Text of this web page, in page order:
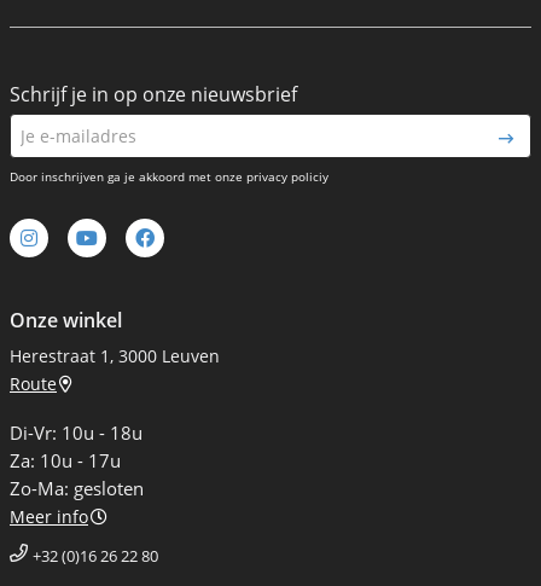
Onze winkel
Herestraat 1, 3000 Leuven
Route
Di-Vr: 10u - 18u
Za: 10u - 17u
Zo-Ma: gesloten
Meer info
+32 (0)16 26 22 80
Schrijf je in op onze nieuwsbrief
Door inschrijven ga je akkoord met onze privacy policiy